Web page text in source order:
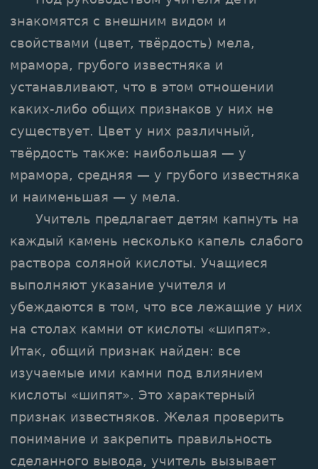
знакомятся с внешним видом и
свойствами (цвет, твёрдость) мела,
мрамора, грубого известняка и
устанавливают, что в этом отношении
каких-либо общих признаков у них не
существует. Цвет у них различный,
твёрдость также: наибольшая — у
мрамора, средняя — у грубого известняка
и наименьшая — у мела.
Учитель предлагает детям капнуть на
каждый камень несколько капель слабого
раствора соляной кислоты. Учащиеся
выполняют указание учителя и
убеждаются в том, что все лежащие у них
на столах камни от кислоты «шипят».
Итак, общий признак найден: все
изучаемые ими камни под влиянием
кислоты «шипят». Это характерный
признак известняков. Желая проверить
понимание и закрепить правильность
сделанного вывода, учитель вызывает